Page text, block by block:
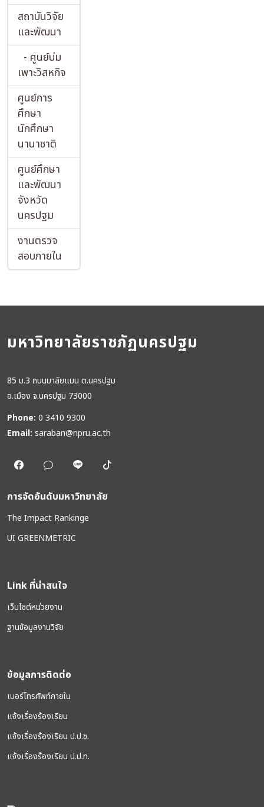
สถาบันวิจัย
และพัฒนา
- ศูนย์บ่ม
เพาะวิสหกิจ
ศูนย์การ
ศึกษา
นักศึกษา
นานาชาติ
ศูนย์ศึกษา
และพัฒนา
จังหวัด
นครปฐม
งานตรวจ
สอบภายใน
มหาวิทยาลัยราชภัฏนครปฐม
85 ม.3 ถนนมาลัยแมน ต.นครปฐม
อ.เมือง จ.นครปฐม 73000
Phone: 0 3410 9300
Email: saraban@npru.ac.th
การจัดอันดับมหาวิทยาลัย
The Impact Rankinge
UI GREENMETRIC
Link ที่น่าสนใจ
เว็บไซต์หน่วยงาน
ฐานข้อมูลงานวิจัย
ข้อมูลการติดต่อ
เบอร์โทรศัพท์ภายใน
แจ้งเรื่องร้องเรียน
แจ้งเรื่องร้องเรียน ป.ป.ช.
แจ้งเรื่องร้องเรียน ป.ป.ท.